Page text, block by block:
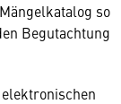
so
Begutachtung